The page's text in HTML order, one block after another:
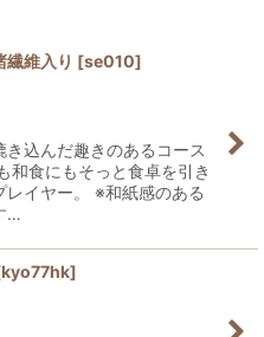
む
維入り [se010]
込んだ趣きのあるコース
和食にもそっと食卓を引き
レイヤー。 ※和紙感のある
…
kyo77hk]